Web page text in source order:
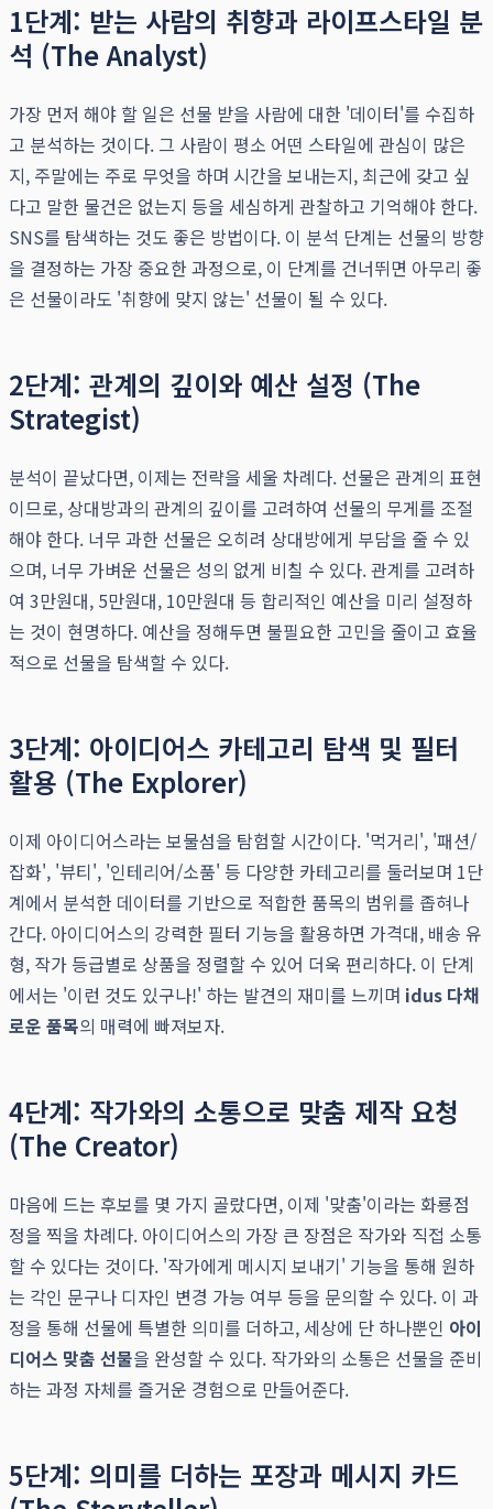
1단계: 받는 사람의 취향과 라이프스타일 분
석 (The Analyst)
가장 먼저 해야 할 일은 선물 받을 사람에 대한 '데이터'를 수집하
고 분석하는 것이다. 그 사람이 평소 어떤 스타일에 관심이 많은
지, 주말에는 주로 무엇을 하며 시간을 보내는지, 최근에 갖고 싶
다고 말한 물건은 없는지 등을 세심하게 관찰하고 기억해야 한다.
SNS를 탐색하는 것도 좋은 방법이다. 이 분석 단계는 선물의 방향
을 결정하는 가장 중요한 과정으로, 이 단계를 건너뛰면 아무리 좋
은 선물이라도 '취향에 맞지 않는' 선물이 될 수 있다.
2단계: 관계의 깊이와 예산 설정 (The
Strategist)
분석이 끝났다면, 이제는 전략을 세울 차례다. 선물은 관계의 표현
이므로, 상대방과의 관계의 깊이를 고려하여 선물의 무게를 조절
해야 한다. 너무 과한 선물은 오히려 상대방에게 부담을 줄 수 있
으며, 너무 가벼운 선물은 성의 없게 비칠 수 있다. 관계를 고려하
여 3만원대, 5만원대, 10만원대 등 합리적인 예산을 미리 설정하
는 것이 현명하다. 예산을 정해두면 불필요한 고민을 줄이고 효율
적으로 선물을 탐색할 수 있다.
3단계: 아이디어스 카테고리 탐색 및 필터
활용 (The Explorer)
이제 아이디어스라는 보물섬을 탐험할 시간이다. '먹거리', '패션/
잡화', '뷰티', '인테리어/소품' 등 다양한 카테고리를 둘러보며 1단
계에서 분석한 데이터를 기반으로 적합한 품목의 범위를 좁혀나
간다. 아이디어스의 강력한 필터 기능을 활용하면 가격대, 배송 유
형, 작가 등급별로 상품을 정렬할 수 있어 더욱 편리하다. 이 단계
에서는 '이런 것도 있구나!' 하는 발견의 재미를 느끼며 idus 다채
로운 품목의 매력에 빠져보자.
4단계: 작가와의 소통으로 맞춤 제작 요청
(The Creator)
마음에 드는 후보를 몇 가지 골랐다면, 이제 '맞춤'이라는 화룡점
정을 찍을 차례다. 아이디어스의 가장 큰 장점은 작가와 직접 소통
할 수 있다는 것이다. '작가에게 메시지 보내기' 기능을 통해 원하
는 각인 문구나 디자인 변경 가능 여부 등을 문의할 수 있다. 이 과
정을 통해 선물에 특별한 의미를 더하고, 세상에 단 하나뿐인 아이
디어스 맞춤 선물을 완성할 수 있다. 작가와의 소통은 선물을 준비
하는 과정 자체를 즐거운 경험으로 만들어준다.
5단계: 의미를 더하는 포장과 메시지 카드